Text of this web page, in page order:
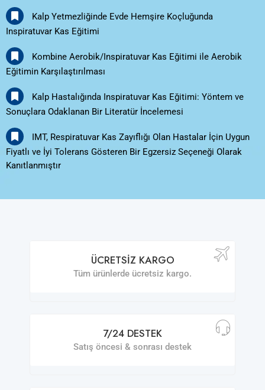
Kalp Yetmezliğinde Evde Hemşire Koçluğunda
Inspiratuvar Kas Eğitimi
Kombine Aerobik/Inspiratuvar Kas Eğitimi ile Aerobik
Eğitimin Karşılaştırılması
Kalp Hastalığında Inspiratuvar Kas Eğitimi: Yöntem ve
Sonuçlara Odaklanan Bir Literatür İncelemesi
IMT, Respiratuvar Kas Zayıflığı Olan Hastalar İçin Uygun
Fiyatlı ve İyi Tolerans Gösteren Bir Egzersiz Seçeneği Olarak
Kanıtlanmıştır
ÜCRETSIZ KARGO
Tüm ürünlerde ücretsiz kargo.
7/24 DESTEK
Satış öncesi & sonrası destek